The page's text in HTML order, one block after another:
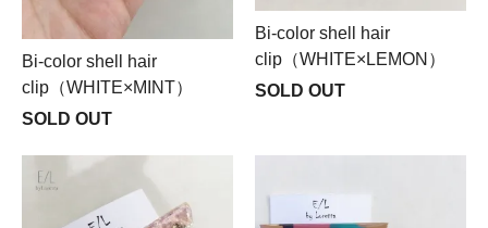
Bi-color shell hair
clip（WHITE×MINT）
SOLD OUT
Bi-color shell hair
clip（WHITE×LEMON）
SOLD OUT